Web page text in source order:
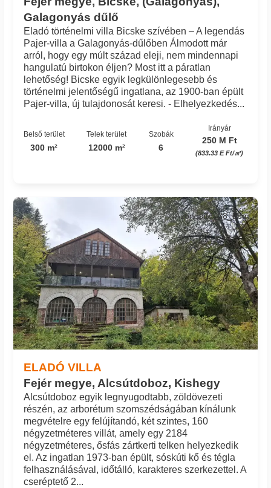
Galagonyás dűlő
Eladó történelmi villa Bicske szívében – A legendás
Pajer-villa a Galagonyás-dűlőben Álmodott már
arról, hogy egy múlt század eleji, nem mindennapi
hangulatú birtokon éljen? Most itt a páratlan
lehetőség! Bicske egyik legkülönlegesebb és
történelmi jelentőségű ingatlana, az 1900-ban épült
Pajer-villa, új tulajdonosát keresi. - Elhelyezkedés...
Belső terület
300 m²
Telek terület
12000 m²
Szobák
6
Irányár
250 M Ft
(833.33 E Ft/㎡)
ELADÓ VILLA
Fejér megye, Alcsútdoboz, Kishegy
Azonosító: 38_bbm
Alcsútdoboz egyik legnyugodtabb, zöldövezeti
részén, az arborétum szomszédságában kínálunk
megvételre egy felújítandó, két szintes, 160
négyzetméteres villát, amely egy 2184
négyzetméteres, ősfás zártkerti telken helyezkedik
el. Az ingatlan 1973-ban épült, sóskúti kő és tégla
felhasználásával, időtálló, karakteres szerkezettel. A
cseréptető 2...